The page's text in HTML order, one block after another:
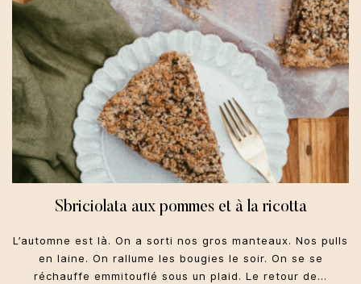
Sbriciolata aux pommes et à la ricotta
L’automne est là. On a sorti nos gros manteaux. Nos pulls
en laine. On rallume les bougies le soir. On se se
réchauffe emmitouflé sous un plaid. Le retour de…